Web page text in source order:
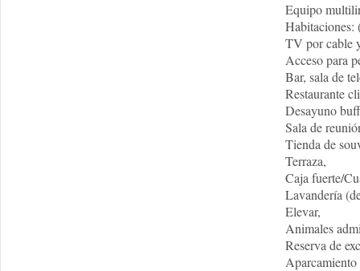
Equipo
Habitaciones:
TV por cable
Acceso para
Bar, sala de
Restaurante
Desayuno
Sala de
Tienda de
Terraza,
Caja fuerte/
Lavandería
Elevar,
Animales
Reserva de